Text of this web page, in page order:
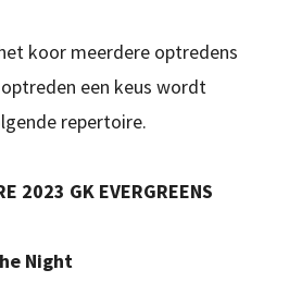
koor meerdere optredens
een keus wordt
repertoire.
2023 GK EVERGREENS
Night